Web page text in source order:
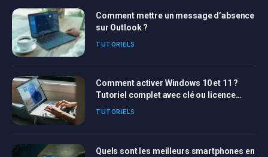
Comment mettre un message d’absence
sur Outlook ?
TUTORIELS
Comment activer Windows 10 et 11 ?
Tutoriel complet avec clé ou licence
Windows
TUTORIELS
Quels sont les meilleurs smartphones en